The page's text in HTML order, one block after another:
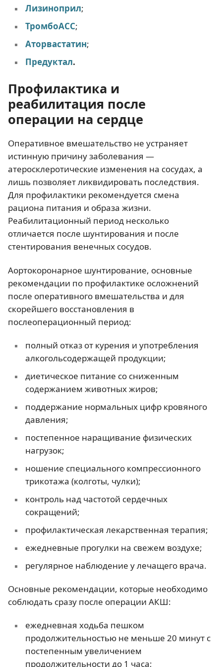
Лизиноприл;
ТромбоАСС;
Аторвастатин;
Предуктал.
Профилактика и
реабилитация после
операции на сердце
Оперативное вмешательство не устраняет
истинную причину заболевания —
атеросклеротические изменения на сосудах, а
лишь позволяет ликвидировать последствия.
Для профилактики рекомендуется смена
рациона питания и образа жизни.
Реабилитационный период несколько
отличается после шунтирования и после
стентирования венечных сосудов.
Аортокоронарное шунтирование, основные
рекомендации по профилактике осложнений
после оперативного вмешательства и для
скорейшего восстановления в
послеоперационный период:
полный отказ от курения и употребления
алкогольсодержащей продукции;
диетическое питание со сниженным
содержанием животных жиров;
поддержание нормальных цифр кровяного
давления;
постепенное наращивание физических
нагрузок;
ношение специального компрессионного
трикотажа (колготы, чулки);
контроль над частотой сердечных
сокращений;
профилактическая лекарственная терапия;
ежедневные прогулки на свежем воздухе;
регулярное наблюдение у лечащего врача.
Основные рекомендации, которые необходимо
соблюдать сразу после операции АКШ:
ежедневная ходьба пешком
продолжительностью не меньше 20 минут с
постепенным увеличением
продолжительности до 1 часа;